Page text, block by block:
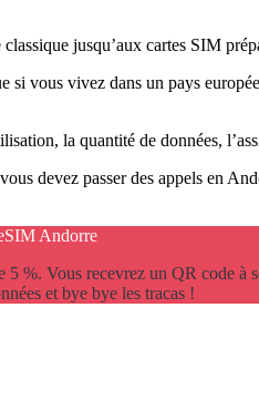
jusqu’aux cartes SIM
vous vivez dans un pays
la quantité de données,
devez passer des appels en
Andorre
5 %. Vous recevrez un QR code à
et bye bye les tracas !